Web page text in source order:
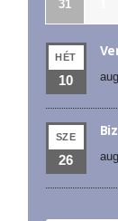
31
HÉT
10
SZE
26